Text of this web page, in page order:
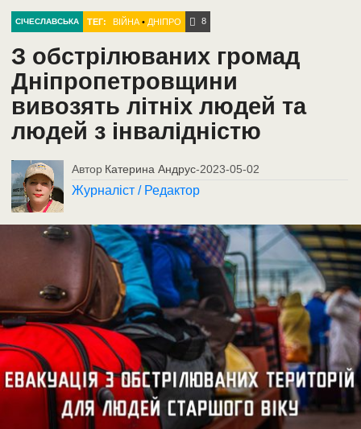
СІЧЕСЛАВСЬКА ТЕГ: ВІЙНА • ДНІПРО 8
З обстрілюваних громад
Дніпропетровщини
вивозять літніх людей та
людей з інвалідністю
Автор Катерина Андрус-2023-05-02
Журналіст / Редактор